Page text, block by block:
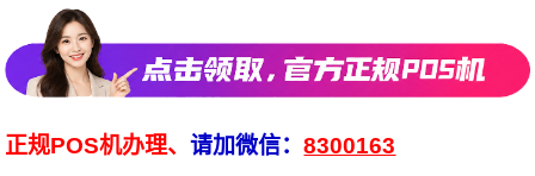
正规POS机办理、请加微信：8300163